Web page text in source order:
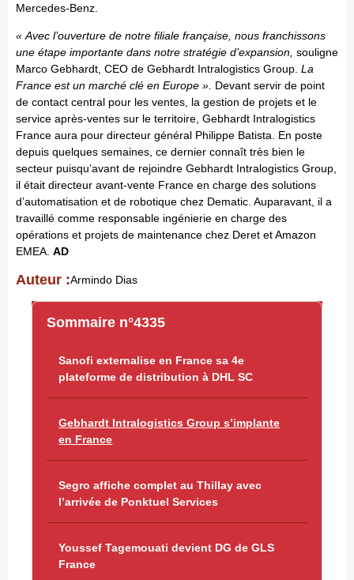
Sommaire n°4335
Sanofi externalise en France sa 4e
plateforme de distribution à DHL SC
Gebhardt Intralogistics Group s’implante
en France
Segro affiche complet au Thillay avec
l’arrivée de Ponktuel Services
Youssef Tagemouati devient DG de GLS
France
Mercedes-Benz.
« Avec l’ouverture de notre filiale française, nous franchissons
une étape importante dans notre stratégie d’expansion, souligne
Marco Gebhardt, CEO de Gebhardt Intralogistics Group. La
France est un marché clé en Europe ». Devant servir de point
de contact central pour les ventes, la gestion de projets et le
service après-ventes sur le territoire, Gebhardt Intralogistics
France aura pour directeur général Philippe Batista. En poste
depuis quelques semaines, ce dernier connaît très bien le
secteur puisqu’avant de rejoindre Gebhardt Intralogistics Group,
il était directeur avant-vente France en charge des solutions
d’automatisation et de robotique chez Dematic. Auparavant, il a
travaillé comme responsable ingénierie en charge des
opérations et projets de maintenance chez Deret et Amazon
EMEA. AD
Auteur :Armindo Dias